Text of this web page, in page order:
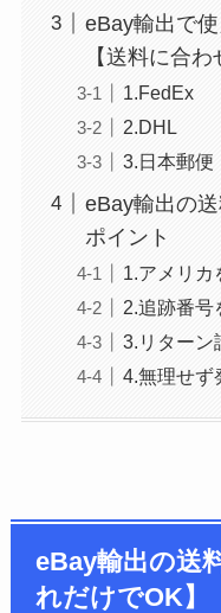
eBay輸出で
【送料に合わ
1.FedEx
2.DHL
3.日本郵便
eBay輸出の
ポイント
1.アメリカ
2.追跡番号
3.リターン
4.無理せず
eBay輸出の送
れだけでOK】